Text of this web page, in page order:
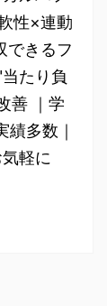
性×連動
できるフ
たり負
善 ｜学
多数｜
軽に